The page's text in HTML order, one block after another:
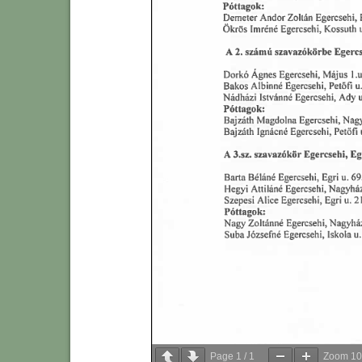
Page 1 / 1 Zoom